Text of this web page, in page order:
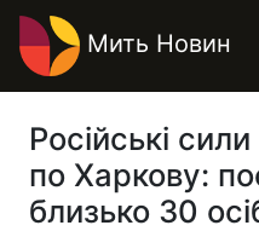
Мить Новин
Російські
по Харкову:
близько 30